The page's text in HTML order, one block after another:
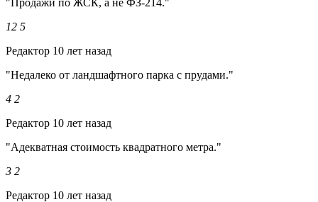
12 5
Редактор 10 лет назад
"Недалеко от ландшафтного парка с прудами."
4 2
Редактор 10 лет назад
"Адекватная стоимость квадратного метра."
3 2
Редактор 10 лет назад